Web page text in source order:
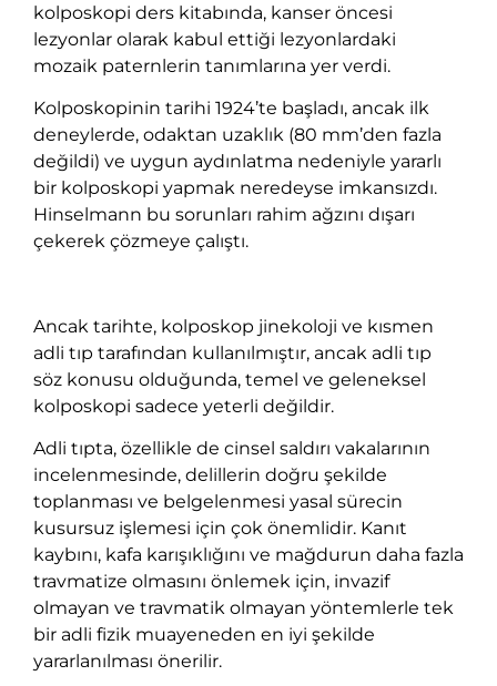
kolposkopi ders kitabında, kanser öncesi
lezyonlar olarak kabul ettiği lezyonlardaki
mozaik paternlerin tanımlarına yer verdi.
Kolposkopinin tarihi 1924’te başladı, ancak ilk
deneylerde, odaktan uzaklık (80 mm’den fazla
değildi) ve uygun aydınlatma nedeniyle yararlı
bir kolposkopi yapmak neredeyse imkansızdı.
Hinselmann bu sorunları rahim ağzını dışarı
çekerek çözmeye çalıştı.
Ancak tarihte, kolposkop jinekoloji ve kısmen
adli tıp tarafından kullanılmıştır, ancak adli tıp
söz konusu olduğunda, temel ve geleneksel
kolposkopi sadece yeterli değildir.
Adli tıpta, özellikle de cinsel saldırı vakalarının
incelenmesinde, delillerin doğru şekilde
toplanması ve belgelenmesi yasal sürecin
kusursuz işlemesi için çok önemlidir. Kanıt
kaybını, kafa karışıklığını ve mağdurun daha fazla
travmatize olmasını önlemek için, invazif
olmayan ve travmatik olmayan yöntemlerle tek
bir adli fizik muayeneden en iyi şekilde
yararlanılması önerilir.